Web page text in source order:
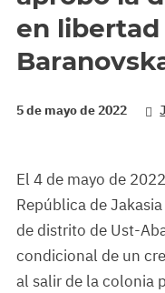
en libertad
5 de mayo de 2022
El 4 de mayo de
República de
de distrito de Ust-
condicional de un
al salir de la colonia